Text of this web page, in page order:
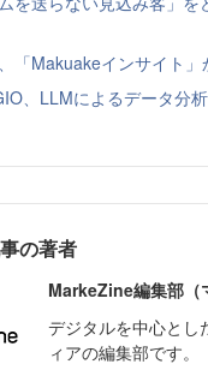
「Makuakeインサイト
、LLMによるデータ分
の著者
MarkeZine編集部（
デジタルを中心とし
ィアの編集部です。